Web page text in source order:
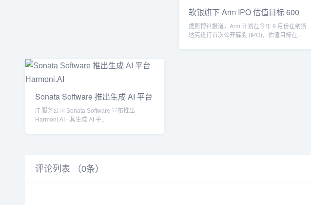
软银旗下 Arm IPO 估值目标 600
亿
据彭博社报道，Arm 计划在今年 9 月份在纳斯
达克进行首次公开募股 (IPO)，估值目标在
Sonata Software 推出生成 AI 平台
IT 服务公司 Sonata Software 宣布推出
Harmoni.AI - 其生成 AI 平...
评论列表 （0条）